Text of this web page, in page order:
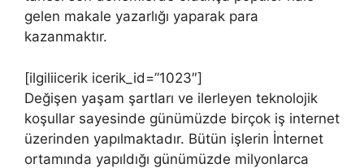
gelen makale yazarlığı yaparak para
kazanmaktır.
[ilgiliicerik icerik_id=”1023″]
Değişen yaşam şartları ve ilerleyen teknolojik
koşullar sayesinde günümüzde birçok iş internet
üzerinden yapılmaktadır. Bütün işlerin İnternet
ortamında yapıldığı günümüzde milyonlarca